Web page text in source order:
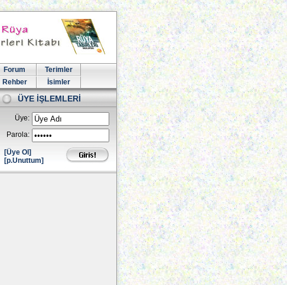
Forum
Terimler
Rehber İsimler
ÜYE İŞLEMLERİ
Üye:
Parola:
[Üye Ol]
[p.Unuttum]